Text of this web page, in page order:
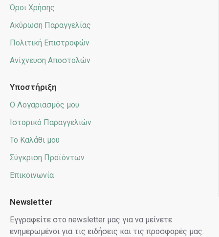
Όροι Χρήσης
Ακύρωση Παραγγελίας
Πολιτική Επιστροφών
Ανίχνευση Αποστολών
Υποστήριξη
Ο Λογαριασμός μου
Ιστορικό Παραγγελιών
Το Καλάθι μου
Σύγκριση Προϊόντων
Επικοινωνία
Newsletter
Εγγραφείτε στο newsletter μας για να μείνετε
ενημερωμένοι για τις ειδήσεις και τις προσφορές μας.